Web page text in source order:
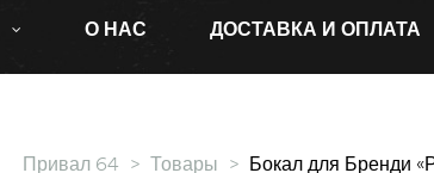
О НАС ДОСТАВКА И ОПЛАТА
Привал 64 > Товары > Бокал для Бренди